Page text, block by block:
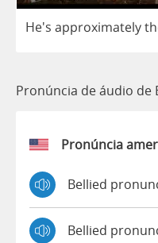
He's approximately
Pronúncia de áudio de
Pronúncia
Bellied
Bellied